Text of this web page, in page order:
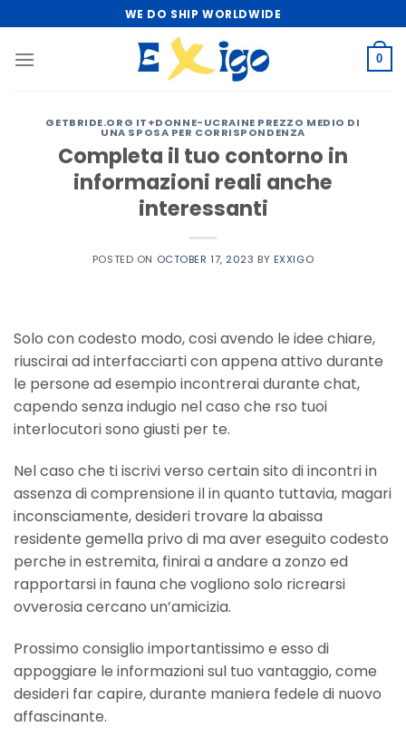
to
content
WE DO SHIP WORLDWIDE
0
GETBRIDE.ORG IT+DONNE-UCRAINE PREZZO MEDIO DI
UNA SPOSA PER CORRISPONDENZA
Completa il tuo contorno in
informazioni reali anche
interessanti
POSTED ON OCTOBER 17, 2023 BY EXXIGO
Solo con codesto modo, cosi avendo le idee chiare,
riuscirai ad interfacciarti con appena attivo durante
le persone ad esempio incontrerai durante chat,
capendo senza indugio nel caso che rso tuoi
interlocutori sono giusti per te.
Nel caso che ti iscrivi verso certain sito di incontri in
assenza di comprensione il in quanto tuttavia, magari
inconsciamente, desideri trovare la abaissa
residente gemella privo di ma aver eseguito codesto
perche in estremita, finirai a andare a zonzo ed
rapportarsi in fauna che vogliono solo ricrearsi
ovverosia cercano un’amicizia.
Prossimo consiglio importantissimo e esso di
appoggiare le informazioni sul tuo vantaggio, come
desideri far capire, durante maniera fedele di nuovo
affascinante.